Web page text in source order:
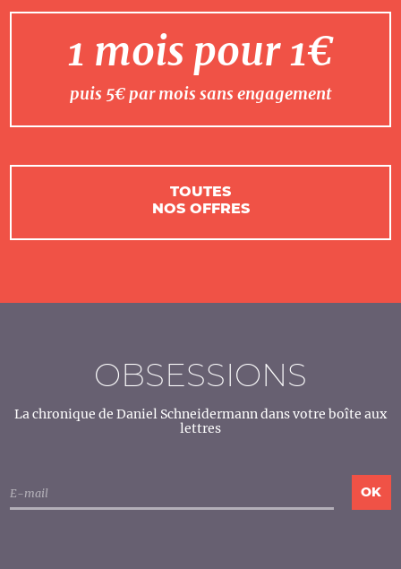
1 mois pour 1€
puis 5€ par mois sans engagement
TOUTES
NOS OFFRES
OBSESSIONS
La chronique de Daniel Schneidermann dans votre boîte aux
lettres